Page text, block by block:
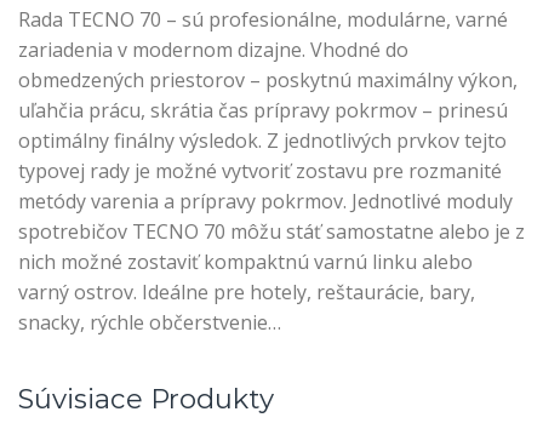
Rada TECNO 70 – sú profesionálne, modulárne, varné
zariadenia v modernom dizajne. Vhodné do
obmedzených priestorov – poskytnú maximálny výkon,
uľahčia prácu, skrátia čas prípravy pokrmov – prinesú
optimálny finálny výsledok. Z jednotlivých prvkov tejto
typovej rady je možné vytvoriť zostavu pre rozmanité
metódy varenia a prípravy pokrmov. Jednotlivé moduly
spotrebičov TECNO 70 môžu stáť samostatne alebo je z
nich možné zostaviť kompaktnú varnú linku alebo
varný ostrov. Ideálne pre hotely, reštaurácie, bary,
snacky, rýchle občerstvenie…
Súvisiace Produkty